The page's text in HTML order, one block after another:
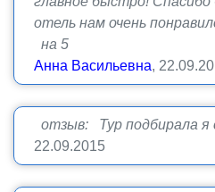
отель нам очень
на 5
Анна Васильевна,
отзыв: Тур подбирала я
22.09.2015